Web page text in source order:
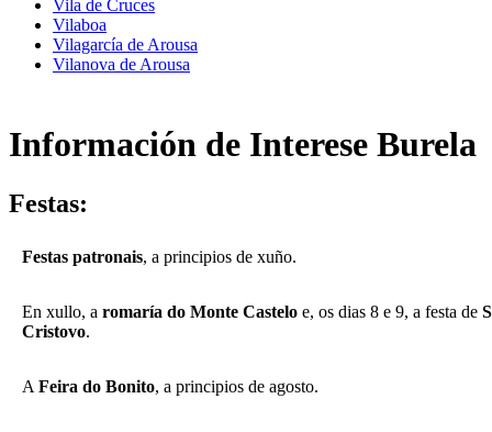
Vila de Cruces
Vilaboa
Vilagarcía de Arousa
Vilanova de Arousa
Información de Interese Burela
Festas:
Festas patronais, a principios de xuño.
En xullo, a romaría do Monte Castelo e, os dias 8 e 9, a festa de
Cristovo.
A Feira do Bonito, a principios de agosto.